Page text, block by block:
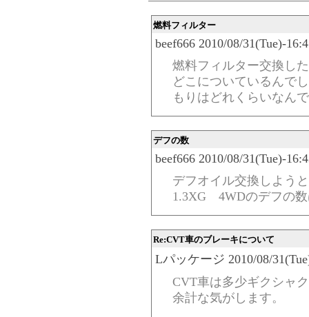
燃料フィルター
beef666 2010/08/31(Tue)-
燃料フィルター交換し
どこについているんで
もりはどれくらいなん
デフの数
beef666 2010/08/31(Tue)-
デフオイル交換しよう
1.3XG 4WDのデフの
Re:CVT車のブレーキについて
Lパッケージ 2010/08/
CVT車は多少ギクシャ
余計な気がします。